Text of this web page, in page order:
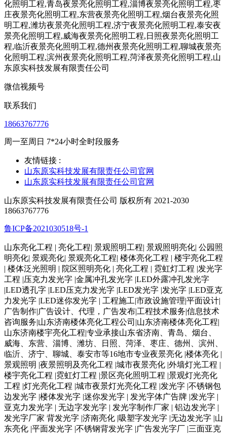
微信视频号
联系我们
18663767776
周一至周日 7*24小时全时段服务
友情链接 :
山东原实科技发展有限责任公司官网
山东原实科技发展有限责任公司官网
山东原实科技发展有限责任公司 版权所有 2021-2030
18663767776
鲁ICP备2021030518号-1
山东亮化工程 | 亮化工程| 景观照明工程| 景观照明亮化| 公园照
明亮化| 景观亮化| 景观亮化工程| 楼体亮化工程 | 楼宇亮化工程
| 楼体泛光照明 | 院区照明亮化 | 亮化工程 | 霓虹灯工程 |发光字
工程 |压克力发光字 |金属冲孔发光字 |LED外露冲孔发光字
|LED透孔字 |LED压克力发光字 |LED发光字 |发光字 |LED亚克
力发光字 |LED迷你发光字 | 工程施工|市政设施管理|平面设计|
广告制作|广告设计、代理，广告发布|工程技术服务|信息技术
咨询服务|山东济南楼体亮化工程公司|山东济南楼体亮化工程|
山东济南楼宇亮化工程|专业承接山东省济南、青岛、烟台、
威海、东营、淄博、潍坊、日照、菏泽、枣庄、德州、滨州、
临沂、济宁、聊城、泰安市等16地市专业夜景亮化 |楼体亮化 |
景观照明 |夜景照明及亮化工程 |城市夜景亮化 |外墙灯光工程 |
楼宇亮化工程 |霓虹灯工程 |景区亮化照明工程 |景观灯光亮化
工程 |灯光亮化工程 |城市夜景灯光亮化工程 |发光字 |不锈钢包
边发光字 |楼体发光字 |迷你发光字 | 发光字体广告牌 |发光字 |
亚克力发光字 | 无边字发光字 | 发光字制作厂家 | 铝边发光字 |
发光字厂家 背发光字 |济南亮化 |吸塑字发光字 |无边发光字 |山
东亮化 |平面发光字 |不锈钢背发光字 |广告发光字厂 |三面亚克